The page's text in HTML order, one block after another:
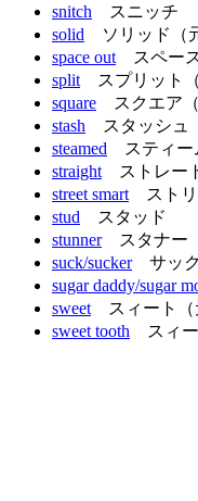
snitch スニッチ
solid ソリッド（
space out スペー
split スプリット（
square スクエア（
stash スタッシュ
steamed スティー
straight ストレー
street smart スト
stud スタッド
stunnerスタナー
suck/suckerサック
sugar daddy/sugar
sweet スィート（
sweet tooth スィ